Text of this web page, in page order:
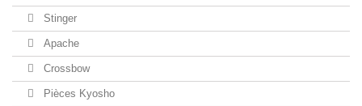
Stinger
Apache
Crossbow
Pièces Kyosho